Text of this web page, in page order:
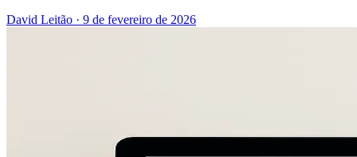
David Leitão · 9 de fevereiro de 2026